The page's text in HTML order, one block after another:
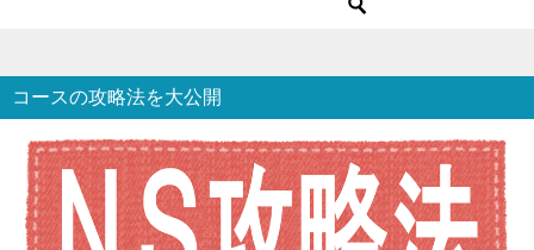
コースの攻略法を大公開